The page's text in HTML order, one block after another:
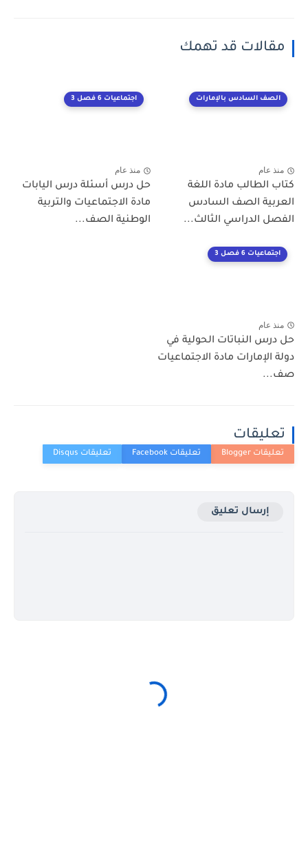
مقالات قد تهمك
الصف السادس بالإمارات
منذ عام
كتاب الطالب مادة اللغة
العربية الصف السادس
الفصل الدراسي الثالث...
اجتماعيات 6 فصل 3
منذ عام
حل درس أسئلة درس اليابات
مادة الاجتماعيات والتربية
الوطنية الصف...
اجتماعيات 6 فصل 3
منذ عام
حل درس النباتات الحولية في
دولة الإمارات مادة الاجتماعيات
صف...
تعليقات
إرسال تعليق